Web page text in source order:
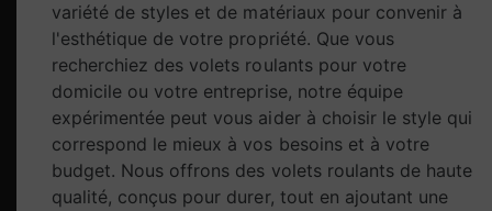
variété de styles et de matériaux pour convenir à
l'esthétique de votre propriété. Que vous
recherchiez des volets roulants pour votre
domicile ou votre entreprise, notre équipe
expérimentée peut vous aider à choisir le style qui
correspond le mieux à vos besoins et à votre
budget. Nous offrons des volets roulants de haute
qualité, conçus pour durer, tout en ajoutant une